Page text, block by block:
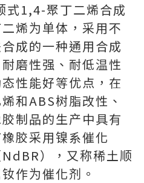
式1,4-聚丁二烯合成
烯为单体，采用不
成的一种通用合成
磨性强、耐低温性
性能好等优点，在
和ABS树脂改性、
制品的生产中具有
胶采用镍系催化
），又称稀土顺
作为催化剂。